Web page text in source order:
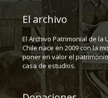
El archivo
El Archivo Patrimonial de la
Chile nace en 2009 con la
poner en valor el
casa de estudios.